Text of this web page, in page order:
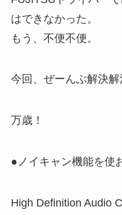
はできなかった。
もう、不便不便。
今回、ぜーんぶ解決解
万歳！
●ノイキャン機能を使
High Definition Audio